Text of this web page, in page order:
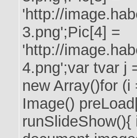
'http://
3.png';Pic[4] =
'http://
4.png';var tvar j
new Array()for
Image()